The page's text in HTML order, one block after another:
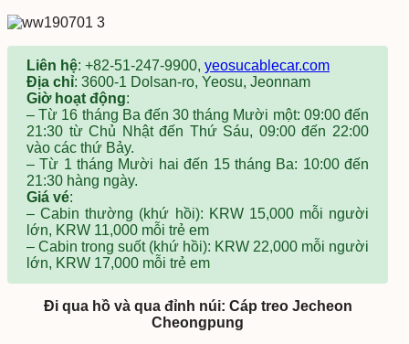
Liên hệ: +82-51-247-9900, yeosucablecar.com
Địa chỉ: 3600-1 Dolsan-ro, Yeosu, Jeonnam
Giờ hoạt động:
– Từ 16 tháng Ba đến 30 tháng Mười một: 09:00 đến
21:30 từ Chủ Nhật đến Thứ Sáu, 09:00 đến 22:00
vào các thứ Bảy.
– Từ 1 tháng Mười hai đến 15 tháng Ba: 10:00 đến
21:30 hàng ngày.
Giá vé:
– Cabin thường (khứ hồi): KRW 15,000 mỗi người
lớn, KRW 11,000 mỗi trẻ em
– Cabin trong suốt (khứ hồi): KRW 22,000 mỗi người
lớn, KRW 17,000 mỗi trẻ em
Đi qua hồ và qua đỉnh núi: Cáp treo Jecheon
Cheongpung